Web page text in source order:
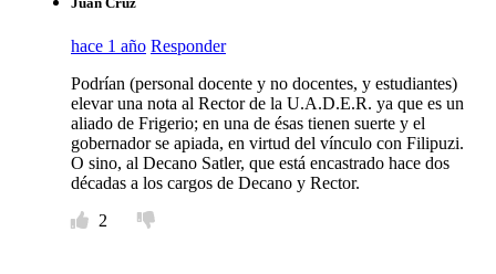
hace 1 año Responder
Podrían (personal docente y no docentes, y estudiantes)
elevar una nota al Rector de la U.A.D.E.R. ya que es un
aliado de Frigerio; en una de ésas tienen suerte y el
gobernador se apiada, en virtud del vínculo con Filipuzi.
O sino, al Decano Satler, que está encastrado hace dos
décadas a los cargos de Decano y Rector.
2